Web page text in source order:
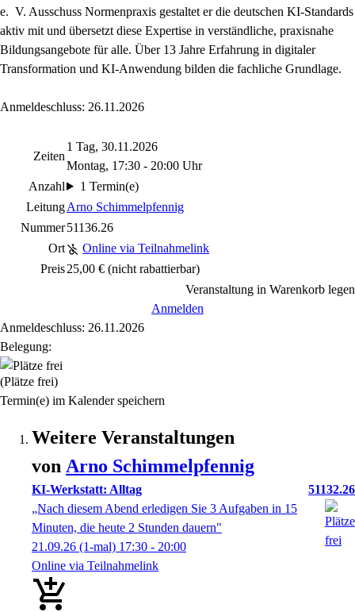
e. V. Ausschuss Normenpraxis gestaltet er die deutschen KI-Standards
aktiv mit und übersetzt diese Expertise in verständliche, praxisnahe
Bildungsangebote für alle. Über 13 Jahre Erfahrung in digitaler
Transformation und KI-Anwendung bilden die fachliche Grundlage.
Anmeldeschluss: 26.11.2026
Zeiten
1 Tag, 30.11.2026
Montag, 17:30 - 20:00 Uhr
Anzahl
1 Termin(e)
LeitungArno Schimmelpfennig
Nummer51136.26
Ort
Online via Teilnahmelink
Preis25,00 € (nicht rabattierbar)
Veranstaltung in Warenkorb legen
Anmelden
Anmeldeschluss: 26.11.2026
Belegung:
(Plätze frei)
Termin(e) im Kalender speichern
Weitere Veranstaltungen
von Arno Schimmelpfennig
KI-Werkstatt: Alltag
51132.26
„Nach diesem Abend erledigen Sie 3 Aufgaben in 15
Minuten, die heute 2 Stunden dauern"
21.09.26 (1-mal) 17:30 - 20:00
Online via Teilnahmelink